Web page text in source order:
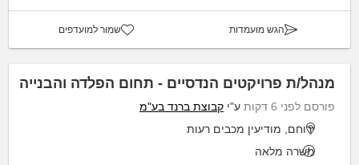
הגש מועמדות שמור למועדפים
מנהל/ת פרויקטים הנדסיים - תחום הפלדה והבנייה
פורסם לפני 6 דקות ע"י קבוצת ברנד בע"מ
ירוחם, מודיעין מכבים רעות
משרה מלאה